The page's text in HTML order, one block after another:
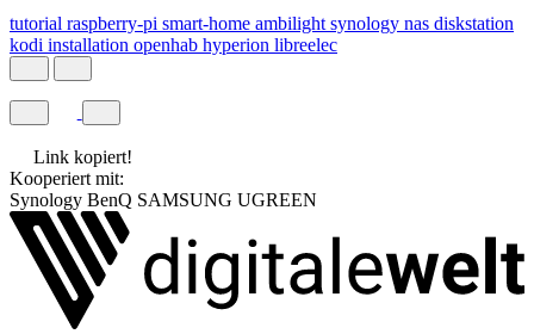
tutorial raspberry-pi smart-home ambilight synology nas diskstation
kodi installation openhab hyperion libreelec
Link kopiert!
Kooperiert mit:
Synology BenQ SAMSUNG UGREEN